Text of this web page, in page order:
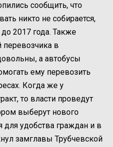
сообщить, что
никто не собирается,
до 2017 года. Также
перевозчика в
а автобусы
ему перевозить
Когда же у
то власти проведут
выберут нового
для удобства граждан и в
замглавы Трубчевской